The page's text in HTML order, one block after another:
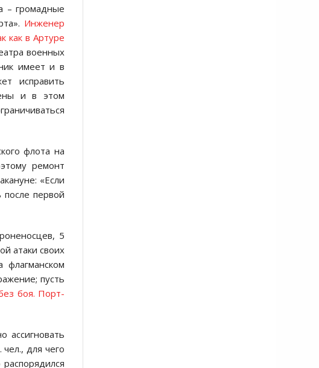
– громадные
Инженер
как в Артуре
военных
имеет и в
исправить
и в этом
флота на
ремонт
«Если
первой
5
атаки своих
пусть
боя. Порт-
ассигновать
для чего